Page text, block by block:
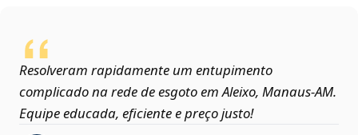
Resolveram rapidamente um entupimento
complicado na rede de esgoto em Aleixo, Manaus‑AM.
Equipe educada, eficiente e preço justo!